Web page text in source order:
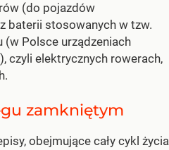
(do pojazdów
baterii stosowanych w tzw.
Polsce urządzeniach
czyli elektrycznych rowerach,
zamkniętym
obejmujące cały cykl życia